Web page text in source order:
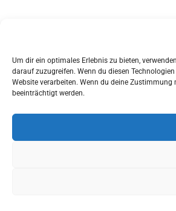
Um dir ein optimales Erlebnis zu bieten,
darauf zuzugreifen. Wenn du diesen
Website verarbeiten. Wenn du deine
beeinträchtigt werden.